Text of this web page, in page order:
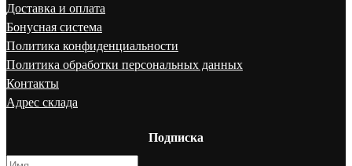
Доставка и оплата
Бонусная система
Политика конфиденциальности
Политика обработки персональных данных
Контакты
Адрес склада
Подписка